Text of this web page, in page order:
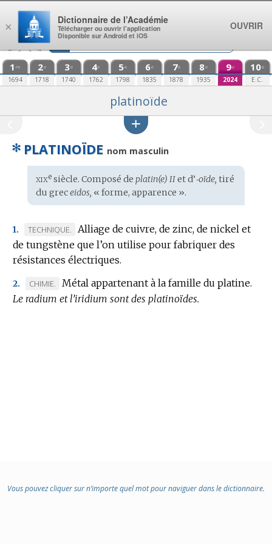
Aller au contenu
1 re
1694
2e
1718
3e
1740
4e
1762
5e
1798
6e
1835
7e
1878
8e
1935
9e
2024
10e
E.C.
platinoïde
✻ PLATINOÏDE nom masculin
Étymologie
:
xixesiècle. Composé de platin(e) IIet d’‑oïde, tiré
du greceidos, « forme, apparence ».
1.
MARQUE
DE
DOMAINE
TECHNIQUE.
Alliage de cuivre, de zinc, de nickel et
de tungstène que l’on utilise pour fabriquer des
résistances électriques.
2.
MARQUE
DE
CHIMIE.
Métal appartenant à la famille du platine.
Le radium et l’iridium sont des platinoïdes.
Vous pouvez cliquer sur n’importe quel mot pour naviguer dans le dictionnaire.
×
Dictionnaire de l’Académie
Télécharger ou ouvrir l’application
Disponible sur Android et iOS
OUVRIR